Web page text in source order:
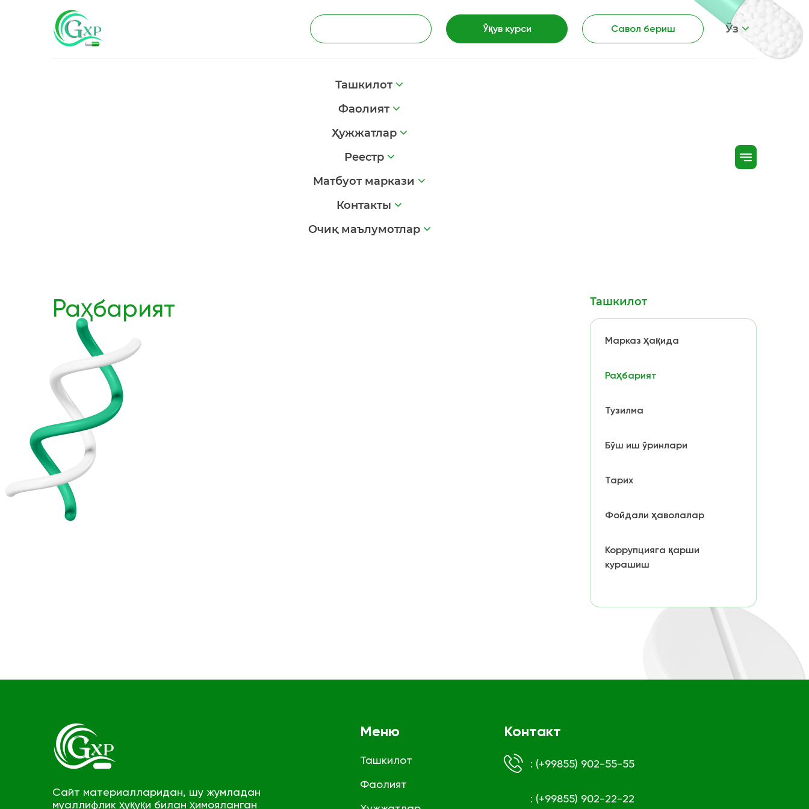
Ўқув курси Савол бериш Ўз
Ташкилот
Фаолият
Ҳужжатлар
Реестр
Матбуот маркази
Контакты
Очиқ маълумотлар
Раҳбарият Ташкилот
Марказ ҳақида
Раҳбарият
Тузилма
Бўш иш ўринлари
Тарих
Фойдали ҳаволалар
Коррупцияга қарши
курашиш
Сайт материалларидан, шу жумладан
муаллифлик ҳуқуқи билан ҳимояланган
Меню
Ташкилот
Фаолият
Контакт
: (+99855) 902-55-55
: (+99855) 902-22-22